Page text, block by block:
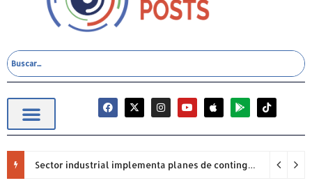
Sector industrial implementa planes de contingencia ante racionamiento de agua y hace un llamado a la eficiencia infraestructural